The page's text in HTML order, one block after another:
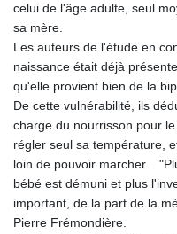
celui de l'âge adulte, seul
sa mère.
Les auteurs de l'étude en
naissance était déjà
qu'elle provient bien de la
De cette vulnérabilité, ils
charge du nourrisson pour
régler seul sa température,
loin de pouvoir marcher...
bébé est démuni et plus
important, de la part de la
Pierre Frémondière.